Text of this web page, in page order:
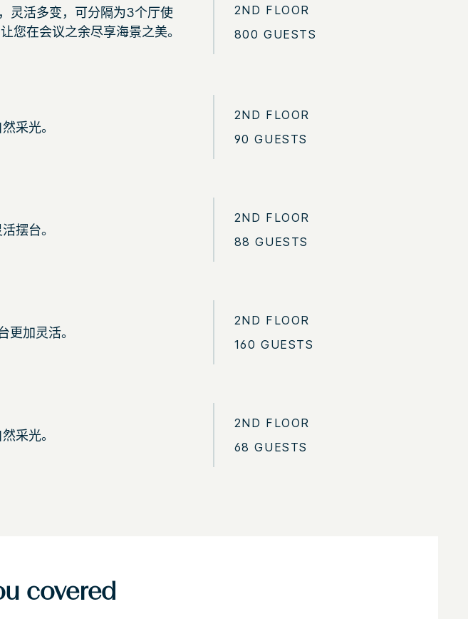
灵活多变，可分隔为3个厅使
您在会议之余尽享海景之美。
2ND FLOOR
800 GUESTS
采光。
2ND FLOOR
90 GUESTS
摆台。
2ND FLOOR
88 GUESTS
更加灵活。
2ND FLOOR
160 GUESTS
采光。
2ND FLOOR
68 GUESTS
covered